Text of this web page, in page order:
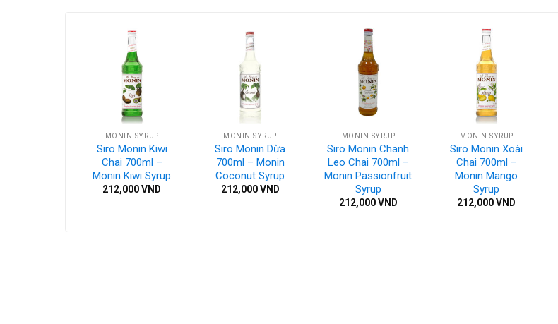
MONIN SYRUP
Siro Monin Kiwi
Chai 700ml –
Monin Kiwi Syrup
212,000VND
MONIN SYRUP
Siro Monin Dừa
700ml – Monin
Coconut Syrup
212,000VND
MONIN SYRUP
Siro Monin Chanh
Leo Chai 700ml –
Monin Passionfruit
Syrup
212,000VND
MONIN SYRUP
Siro Monin Xoài
Chai 700ml –
Monin Mango
Syrup
212,000VND